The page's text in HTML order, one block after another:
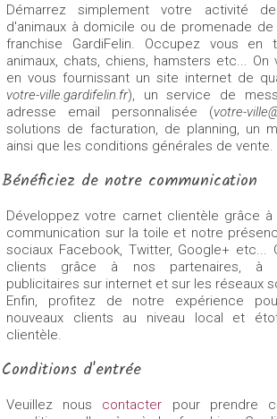
Démarrez simplement votre activité
d'animaux à domicile ou de promenade
franchise GardiFelin. Occupez vous en
animaux, chats, chiens, hamsters etc... On
en vous fournissant un site internet de
votre-ville.gardifelin.fr), un service de
adresse email personnalisée (votre-
solutions de facturation, de planning, un
ainsi que les conditions générales de vente.
Bénéficiez de notre communication
Développez votre carnet clientèle grâce
communication sur la toile et notre
sociaux Facebook, Twitter, Google+ etc...
clients grâce à nos partenaires, à
publicitaires sur internet et sur les réseaux
Enfin, profitez de notre expérience
nouveaux clients au niveau local et
clientèle.
Conditions d'entrée
Veuillez nous contacter pour prendre